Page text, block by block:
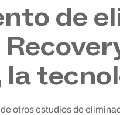
de
la
otros estudios de